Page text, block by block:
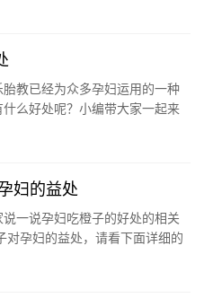
教已经为众多孕妇运用的一种
么好处呢？小编带大家一起来
妇的益处
一说孕妇吃橙子的好处的相关
对孕妇的益处，请看下面详细的